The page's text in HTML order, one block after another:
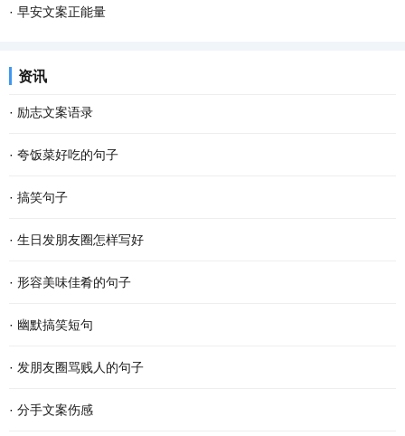
· 早安文案正能量
资讯
· 励志文案语录
· 夸饭菜好吃的句子
· 搞笑句子
· 生日发朋友圈怎样写好
· 形容美味佳肴的句子
· 幽默搞笑短句
· 发朋友圈骂贱人的句子
· 分手文案伤感